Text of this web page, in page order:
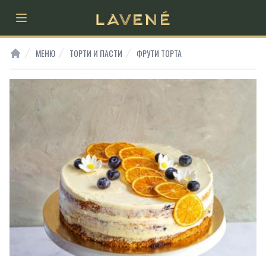
Open main menu
МЕНЮ ТОРТИ И ПАСТИ ФРУТИ ТОРТА